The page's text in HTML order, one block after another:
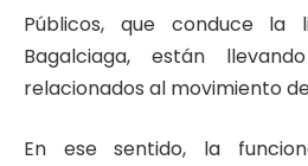
Públicos, que conduce la
Bagalciaga, están
relacionados al movimiento
En ese sentido, la